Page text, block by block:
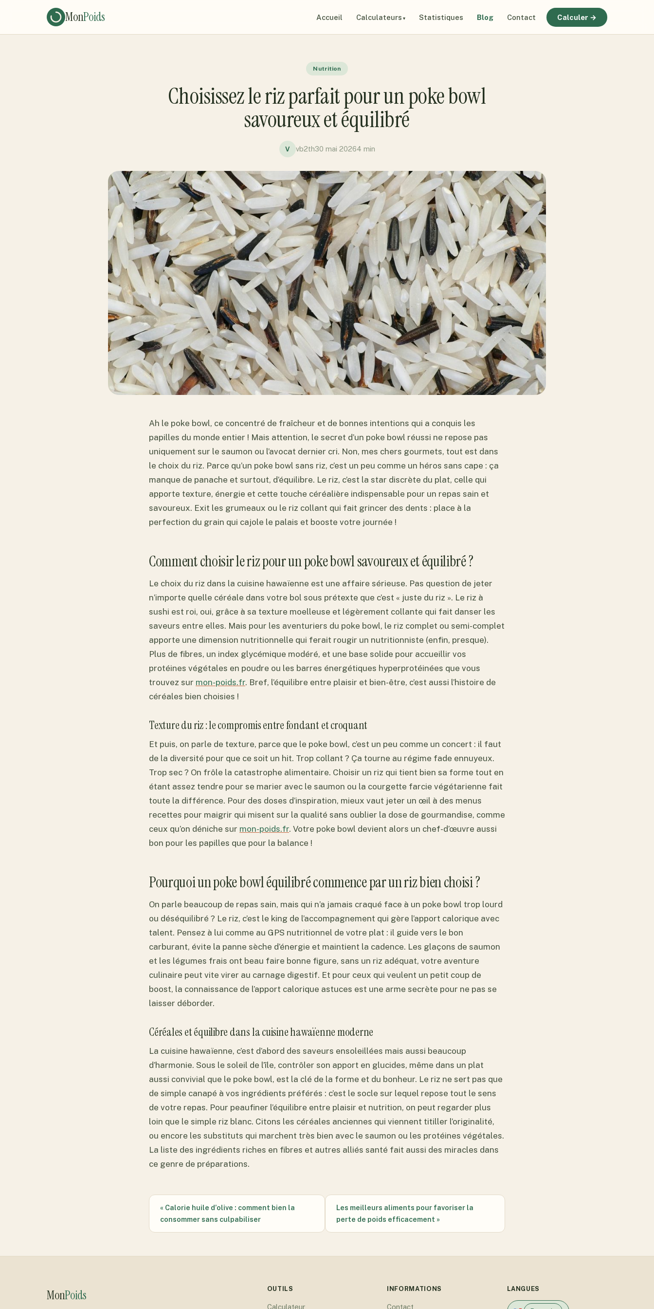
MonPoids Accueil Calculateurs Statistiques Blog Contact Calculer →
Nutrition
Choisissez le riz parfait pour un poke bowl
savoureux et équilibré
V vb2th30 mai 20264 min
Ah le poke bowl, ce concentré de fraîcheur et de bonnes intentions qui a conquis les
papilles du monde entier ! Mais attention, le secret d’un poke bowl réussi ne repose pas
uniquement sur le saumon ou l’avocat dernier cri. Non, mes chers gourmets, tout est dans
le choix du riz. Parce qu’un poke bowl sans riz, c’est un peu comme un héros sans cape : ça
manque de panache et surtout, d’équilibre. Le riz, c’est la star discrète du plat, celle qui
apporte texture, énergie et cette touche céréalière indispensable pour un repas sain et
savoureux. Exit les grumeaux ou le riz collant qui fait grincer des dents : place à la
perfection du grain qui cajole le palais et booste votre journée !
Comment choisir le riz pour un poke bowl savoureux et équilibré ?
Le choix du riz dans la cuisine hawaïenne est une affaire sérieuse. Pas question de jeter
n’importe quelle céréale dans votre bol sous prétexte que c’est « juste du riz ». Le riz à
sushi est roi, oui, grâce à sa texture moelleuse et légèrement collante qui fait danser les
saveurs entre elles. Mais pour les aventuriers du poke bowl, le riz complet ou semi-complet
apporte une dimension nutritionnelle qui ferait rougir un nutritionniste (enfin, presque).
Plus de fibres, un index glycémique modéré, et une base solide pour accueillir vos
protéines végétales en poudre ou les barres énergétiques hyperprotéinées que vous
trouvez sur mon-poids.fr. Bref, l’équilibre entre plaisir et bien-être, c’est aussi l’histoire de
céréales bien choisies !
Texture du riz : le compromis entre fondant et croquant
Et puis, on parle de texture, parce que le poke bowl, c’est un peu comme un concert : il faut
de la diversité pour que ce soit un hit. Trop collant ? Ça tourne au régime fade ennuyeux.
Trop sec ? On frôle la catastrophe alimentaire. Choisir un riz qui tient bien sa forme tout en
étant assez tendre pour se marier avec le saumon ou la courgette farcie végétarienne fait
toute la différence. Pour des doses d’inspiration, mieux vaut jeter un œil à des menus
recettes pour maigrir qui misent sur la qualité sans oublier la dose de gourmandise, comme
ceux qu’on déniche sur mon-poids.fr. Votre poke bowl devient alors un chef-d’œuvre aussi
bon pour les papilles que pour la balance !
Pourquoi un poke bowl équilibré commence par un riz bien choisi ?
On parle beaucoup de repas sain, mais qui n’a jamais craqué face à un poke bowl trop lourd
ou déséquilibré ? Le riz, c’est le king de l’accompagnement qui gère l’apport calorique avec
talent. Pensez à lui comme au GPS nutritionnel de votre plat : il guide vers le bon
carburant, évite la panne sèche d’énergie et maintient la cadence. Les glaçons de saumon
et les légumes frais ont beau faire bonne figure, sans un riz adéquat, votre aventure
culinaire peut vite virer au carnage digestif. Et pour ceux qui veulent un petit coup de
boost, la connaissance de l’apport calorique astuces est une arme secrète pour ne pas se
laisser déborder.
Céréales et équilibre dans la cuisine hawaïenne moderne
La cuisine hawaïenne, c’est d’abord des saveurs ensoleillées mais aussi beaucoup
d’harmonie. Sous le soleil de l’île, contrôler son apport en glucides, même dans un plat
aussi convivial que le poke bowl, est la clé de la forme et du bonheur. Le riz ne sert pas que
de simple canapé à vos ingrédients préférés : c’est le socle sur lequel repose tout le sens
de votre repas. Pour peaufiner l’équilibre entre plaisir et nutrition, on peut regarder plus
loin que le simple riz blanc. Citons les céréales anciennes qui viennent titiller l’originalité,
ou encore les substituts qui marchent très bien avec le saumon ou les protéines végétales.
La liste des ingrédients riches en fibres et autres alliés santé fait aussi des miracles dans
ce genre de préparations.
« Calorie huile d’olive : comment bien la
consommer sans culpabiliser
Les meilleurs aliments pour favoriser la
perte de poids efficacement »
MonPoids OUTILS
Calculateur
INFORMATIONS
Contact
LANGUES